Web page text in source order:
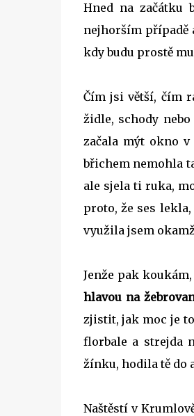
Hned na začátku
nejhorším případě
kdy budu prostě
Čím jsi větší, čím
židle, schody
začala mýt okno
břichem nemohla
ale sjela ti ruka,
proto, že ses
využila jsem
Jenže pak
hlavou na
zjistit, jak moc je
florbale a strejda
žínku, hodila tě do
Naštěstí v